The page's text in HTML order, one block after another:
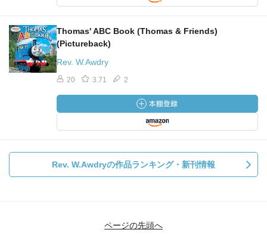
Thomas' ABC Book (Thomas & Friends)
(Pictureback)
Rev. W.Awdry
20 3.71 2
Rev. W.Awdryの作品ランキング・新刊情報
ページの先頭へ